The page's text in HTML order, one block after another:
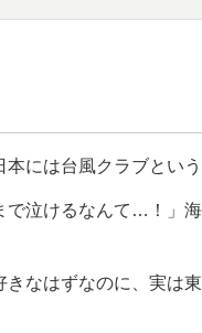
には台風クラブという
で泣けるなんて…！」
なはずなのに、実は